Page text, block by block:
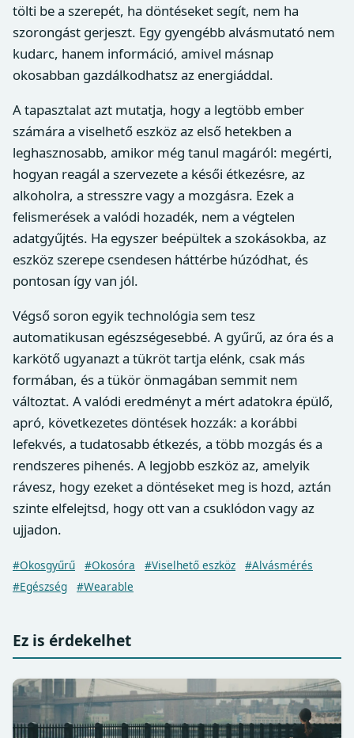
tölti be a szerepét, ha döntéseket segít, nem ha
szorongást gerjeszt. Egy gyengébb alvásmutató nem
kudarc, hanem információ, amivel másnap
okosabban gazdálkodhatsz az energiáddal.
A tapasztalat azt mutatja, hogy a legtöbb ember
számára a viselhető eszköz az első hetekben a
leghasznosabb, amikor még tanul magáról: megérti,
hogyan reagál a szervezete a késői étkezésre, az
alkoholra, a stresszre vagy a mozgásra. Ezek a
felismerések a valódi hozadék, nem a végtelen
adatgyűjtés. Ha egyszer beépültek a szokásokba, az
eszköz szerepe csendesen háttérbe húzódhat, és
pontosan így van jól.
Végső soron egyik technológia sem tesz
automatikusan egészségesebbé. A gyűrű, az óra és a
karkötő ugyanazt a tükröt tartja elénk, csak más
formában, és a tükör önmagában semmit nem
változtat. A valódi eredményt a mért adatokra épülő,
apró, következetes döntések hozzák: a korábbi
lefekvés, a tudatosabb étkezés, a több mozgás és a
rendszeres pihenés. A legjobb eszköz az, amelyik
rávesz, hogy ezeket a döntéseket meg is hozd, aztán
szinte elfelejtsd, hogy ott van a csuklódon vagy az
ujjadon.
#Okosgyűrű #Okosóra #Viselhető eszköz
#Alvásmérés
#Egészség
#Wearable
Ez is érdekelhet